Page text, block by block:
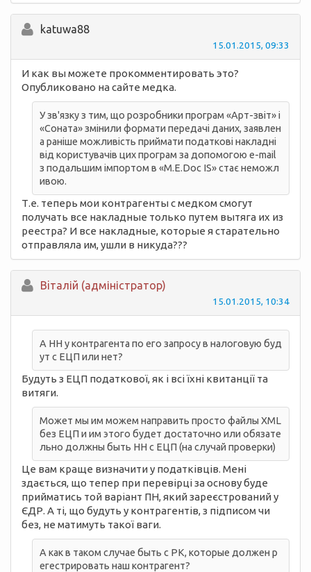
katuwa88
15.01.2015, 09:33
И как вы можете прокомментировать это?
Опубликовано на сайте медка.
У зв'язку з тим, що розробники програм «Арт-звіт» і
«Соната» змінили формати передачі даних, заявлен
а раніше можливість приймати податкові накладні
від користувачів цих програм за допомогою e-mail
з подальшим імпортом в «M.E.Doc IS» стає неможл
ивою.
Т.е. теперь мои контрагенты с медком смогут
получать все накладные только путем вытяга их из
реестра? И все накладные, которые я старательно
отправляла им, ушли в никуда???
Вiталій (адміністратор)
15.01.2015, 10:34
А НН у контрагента по его запросу в налоговую буд
ут с ЕЦП или нет?
Будуть з ЕЦП податкової, як і всі їхні квитанції та
витяги.
Может мы им можем направить просто файлы XML
без ЕЦП и им этого будет достаточно или обязате
льно должны быть НН с ЕЦП (на случай проверки)
Це вам краще визначити у податківців. Мені
здається, що тепер при перевірці за основу буде
прийматись той варіант ПН, який зареєстрований у
ЄДР. А ті, що будуть у контрагентів, з підписом чи
без, не матимуть такої ваги.
А как в таком случае быть с РК, которые должен р
егестрировать наш контрагент?